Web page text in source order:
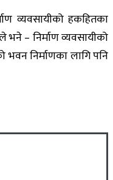
व्यवसायीको हकहितका
– निर्माण व्यवसायीको
निर्माणका लागि पनि